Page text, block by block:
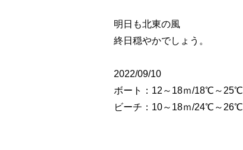
明日も北東の風
終日穏やかでしょう。
2022/09/10
ボート：12～18ｍ/18℃～25℃
ビーチ：10～18ｍ/24℃～26℃